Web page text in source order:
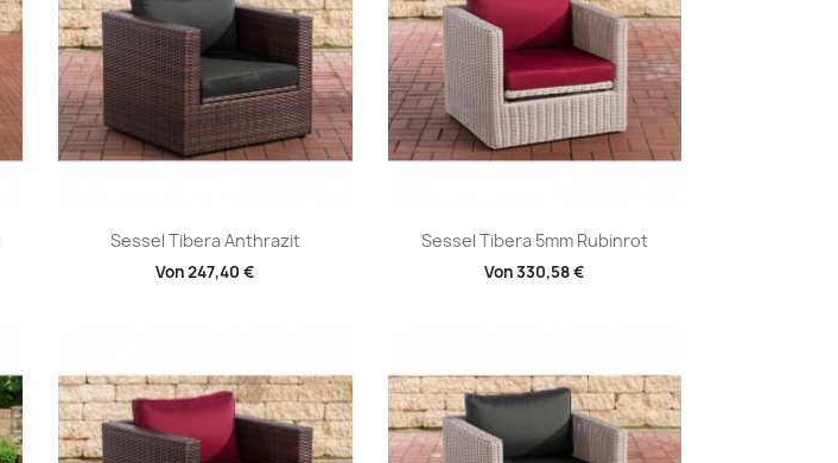
Sessel Tibera Anthrazit
Von247,40 €
Vorschau Sessel Tibera 5mm Rubinrot
Von330,58 €
Vorschau